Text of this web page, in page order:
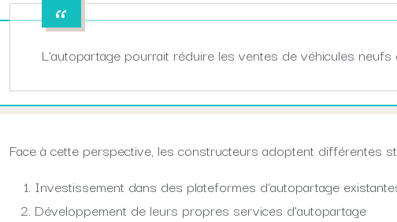
L’autopartage pourrait réduire les ventes de véhicules
Face à cette perspective, les constructeurs adoptent différentes
Investissement dans des plateformes d’autopartage
Développement de leurs propres services d’autopartage